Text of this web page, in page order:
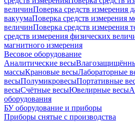
величинПоверка средств измерения
вакуумаПоверка средств измерения
величинПоверка средств измерения
средств измерения физических
магнитного измерения
Весовое оборудование
Аналитические весы
массыКрановые весыЛабораторные
весыПолумикровесыПортативные
весыСчётные весыЮвелирные весы
оборудования
БУ оборудование и приборы
Приборы снятые с производства